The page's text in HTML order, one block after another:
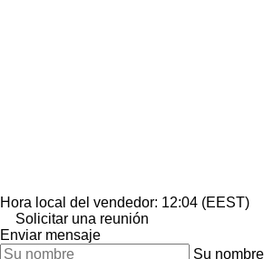
Hora local del vendedor: 12:04 (EEST)
Solicitar una reunión
Enviar mensaje
Su nombre